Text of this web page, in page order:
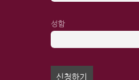
성함